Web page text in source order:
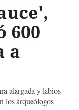
600
a
alargada y labios
los arqueólogos